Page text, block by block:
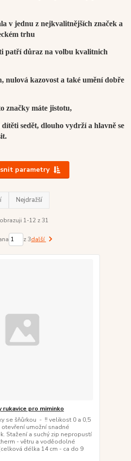
v jednu z nejkvalitnějších značek a
trhu
patří důraz na volbu kvalitnich
nulová kazovost a také umění dobře
značky máte jistotu,
sedět, dlouho vydrží a hlavně se
parametry
Nejdražší
1-12 z 31
z 3další
rukavice pro miminko
se šňůrkou - !! velikost 0 a 0,5
umožní snadné
Stažení a suchý zip nepropustí
- větru a voděodolné
délka 14 cm - ca do 9